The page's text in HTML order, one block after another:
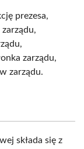
prezesa,
zarządu,
zarządu.
składa się z